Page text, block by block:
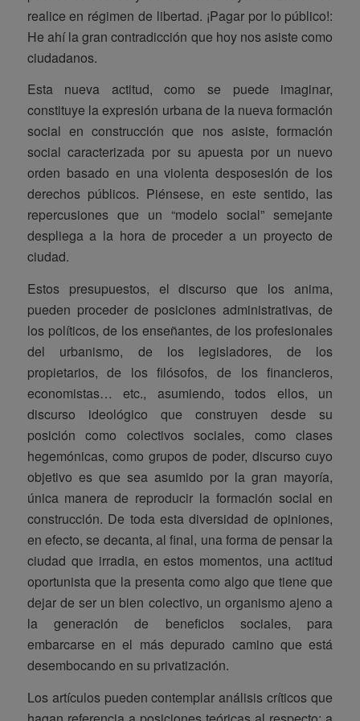
realice en régimen de libertad. ¡Pagar por lo público!:
He ahí la gran contradicción que hoy nos asiste como
ciudadanos.
Esta nueva actitud, como se puede imaginar,
constituye la expresión urbana de la nueva formación
social en construcción que nos asiste, formación
social caracterizada por su apuesta por un nuevo
orden basado en una violenta desposesión de los
derechos públicos. Piénsese, en este sentido, las
repercusiones que un “modelo social” semejante
despliega a la hora de proceder a un proyecto de
ciudad.
Estos presupuestos, el discurso que los anima,
pueden proceder de posiciones administrativas, de
los políticos, de los enseñantes, de los profesionales
del urbanismo, de los legisladores, de los
propietarios, de los filósofos, de los financieros,
economistas… etc., asumiendo, todos ellos, un
discurso ideológico que construyen desde su
posición como colectivos sociales, como clases
hegemónicas, como grupos de poder, discurso cuyo
objetivo es que sea asumido por la gran mayoría,
única manera de reproducir la formación social en
construcción. De toda esta diversidad de opiniones,
en efecto, se decanta, al final, una forma de pensar la
ciudad que irradia, en estos momentos, una actitud
oportunista que la presenta como algo que tiene que
dejar de ser un bien colectivo, un organismo ajeno a
la generación de beneficios sociales, para
embarcarse en el más depurado camino que está
desembocando en su privatización.
Los artículos pueden contemplar análisis críticos que